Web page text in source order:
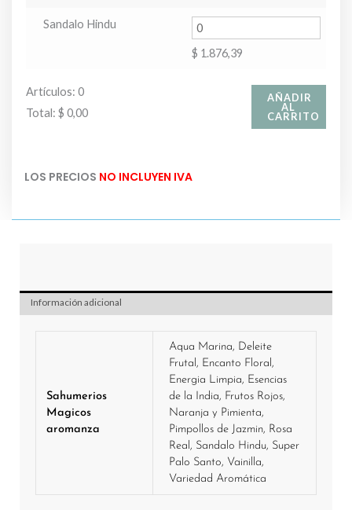
Sandalo Hindu
$ 1.876,39
Artículos: 0
Total: $ 0,00
Tu
es
AÑADIR
AL
CARRITO
LOS PRECIOS NO INCLUYEN IVA
Información adicional
Sahumerios
Magicos
aromanza
Aqua Marina, Deleite
Frutal, Encanto Floral,
Energia Limpia, Esencias
de la India, Frutos Rojos,
Naranja y Pimienta,
Pimpollos de Jazmin, Rosa
Real, Sandalo Hindu, Super
Palo Santo, Vainilla,
Variedad Aromática